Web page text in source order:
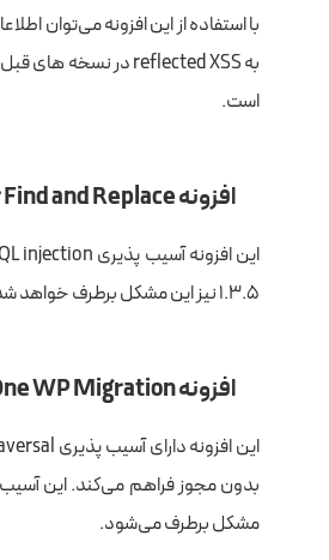
با استفاده از این افزونه می‌توان
است.
افزونه Better Find and Replace
۱.۳.۵ نیز این مشکل برطرف خواهد شد.
افزونه All in One WP Migration
مشکل برطرف می‌شود.